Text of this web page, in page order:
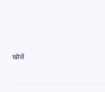
खोजें